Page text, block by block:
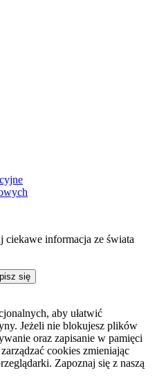
ciekawe informacja ze świata
się
aby ułatwić
Jeżeli nie blokujesz plików
oraz zapisanie w pamięci
cookies zmieniając
Zapoznaj się z naszą